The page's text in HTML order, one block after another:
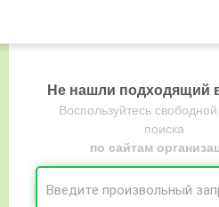
Не нашли подходящий
Воспользуйтесь
поиска
по сайтам